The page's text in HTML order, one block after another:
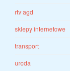
rtv agd
sklepy internetowe
transport
uroda